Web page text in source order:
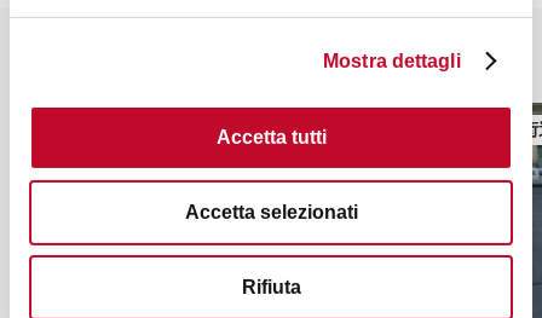
Mostra dettagli
Accetta tutti
Accetta selezionati
Rifiuta
你也许会对这些感兴趣
广场、